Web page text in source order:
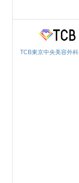
TCB東京中央美容外科